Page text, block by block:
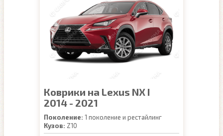
Коврики на Lexus NX I
2014 - 2021
Поколение: 1 поколение и рестайлинг
Кузов: Z10